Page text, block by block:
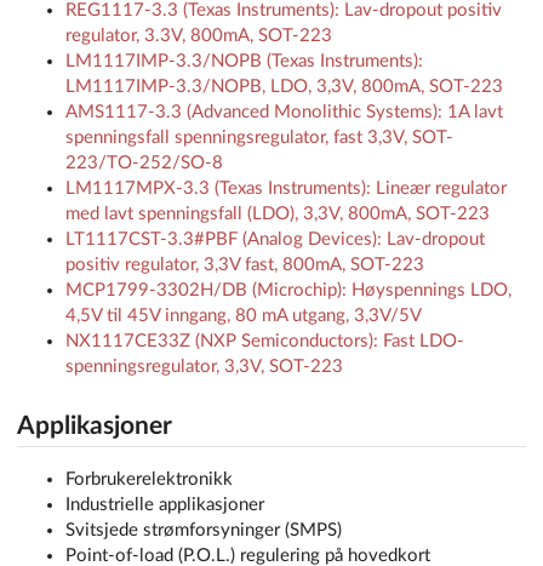
REG1117-3.3 (Texas Instruments): Lav-dropout positiv
regulator, 3.3V, 800mA, SOT-223
LM1117IMP-3.3/NOPB (Texas Instruments):
LM1117IMP-3.3/NOPB, LDO, 3,3V, 800mA, SOT-223
AMS1117-3.3 (Advanced Monolithic Systems): 1A lavt
spenningsfall spenningsregulator, fast 3,3V, SOT-
223/TO-252/SO-8
LM1117MPX-3.3 (Texas Instruments): Lineær regulator
med lavt spenningsfall (LDO), 3,3V, 800mA, SOT-223
LT1117CST-3.3#PBF (Analog Devices): Lav-dropout
positiv regulator, 3,3V fast, 800mA, SOT-223
MCP1799-3302H/DB (Microchip): Høyspennings LDO,
4,5V til 45V inngang, 80 mA utgang, 3,3V/5V
NX1117CE33Z (NXP Semiconductors): Fast LDO-
spenningsregulator, 3,3V, SOT-223
Applikasjoner
Forbrukerelektronikk
Industrielle applikasjoner
Svitsjede strømforsyninger (SMPS)
Point-of-load (P.O.L.) regulering på hovedkort